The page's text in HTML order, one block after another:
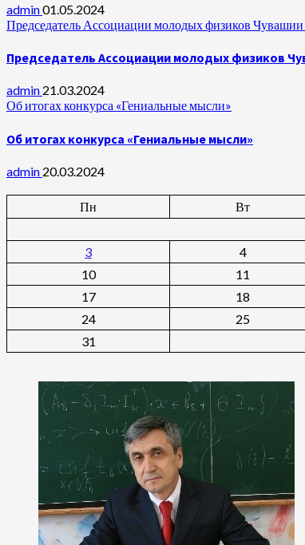
admin01.05.2024
Председатель Ассоциации молодых физиков
Председатель Ассоциации молодых физиков
admin 21.03.2024
Об итогах конкурса «Гениальные мысли»
Об итогах конкурса «Гениальные мысли»
admin 20.03.2024
Пн
Вт
3
4
10
11
17
18
24
25
31